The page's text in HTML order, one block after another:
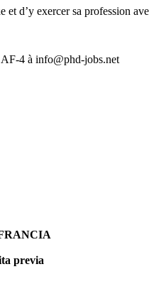
d’y exercer sa profession
4 à info@phd-jobs.net
previa